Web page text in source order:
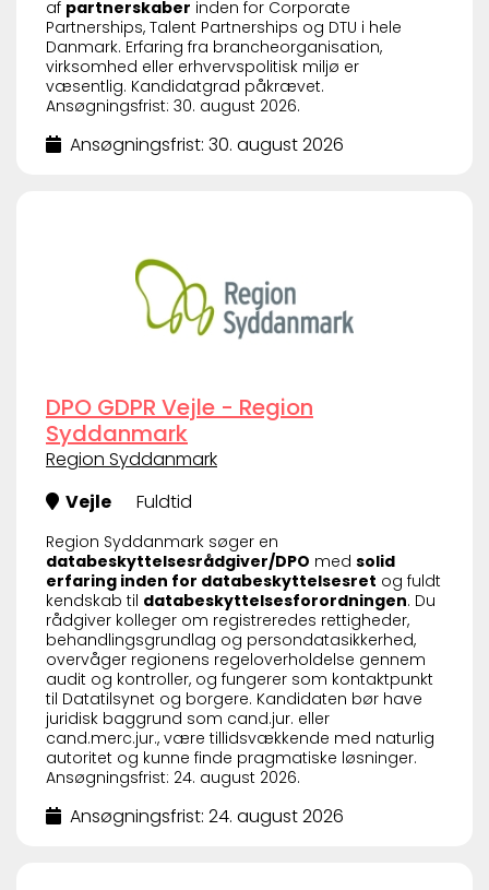
af partnerskaber inden for Corporate
Partnerships, Talent Partnerships og DTU i hele
Danmark. Erfaring fra brancheorganisation,
virksomhed eller erhvervspolitisk miljø er
væsentlig. Kandidatgrad påkrævet.
Ansøgningsfrist: 30. august 2026.
Ansøgningsfrist: 30. august 2026
DPO GDPR Vejle - Region
Syddanmark
Region Syddanmark
Vejle
Fuldtid
Region Syddanmark søger en
databeskyttelsesrådgiver/DPO med solid
erfaring inden for databeskyttelsesret og fuldt
kendskab til databeskyttelsesforordningen. Du
rådgiver kolleger om registreredes rettigheder,
behandlingsgrundlag og persondatasikkerhed,
overvåger regionens regeloverholdelse gennem
audit og kontroller, og fungerer som kontaktpunkt
til Datatilsynet og borgere. Kandidaten bør have
juridisk baggrund som cand.jur. eller
cand.merc.jur., være tillidsvækkende med naturlig
autoritet og kunne finde pragmatiske løsninger.
Ansøgningsfrist: 24. august 2026.
Ansøgningsfrist: 24. august 2026